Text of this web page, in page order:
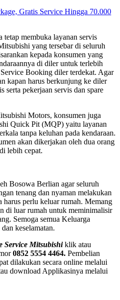
Gratis Service Hingga 70.000
membuka layanan servis
yang tersebar di seluruh
kepada konsumen yang
di diler untuk terlebih
Booking diler terdekat. Agar
kapan harus berkunjung ke diler
serta pekerjaan servis dan spare
Motors, konsumen juga
Quick Pit (MQP) yaitu layanan
tanpa keluhan pada kendaraan.
akan dikerjakan oleh dua orang
lebih cepat.
Bosowa Berlian agar seluruh
tenang dan nyaman melakukan
harus perlu keluar rumah. Memang
di luar rumah untuk meminimalisir
Semoga semua Keluarga
keselamatan.
Service Mitsubishi klik atau
0852 5554 4464. Pembelian
dilakukan secara online melalui
download Applikasinya melalui